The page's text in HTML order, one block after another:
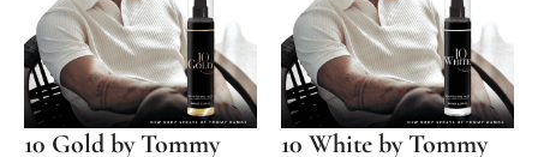
10 Gold by Tommy
10 White by Tommy